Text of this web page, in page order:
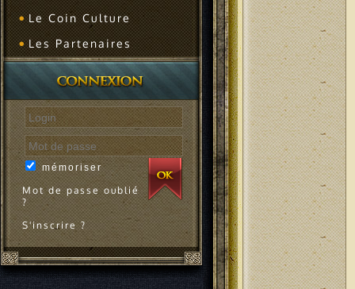
Le Coin Culture
Les Partenaires
mémoriser
Mot de passe oublié
?
S'inscrire ?